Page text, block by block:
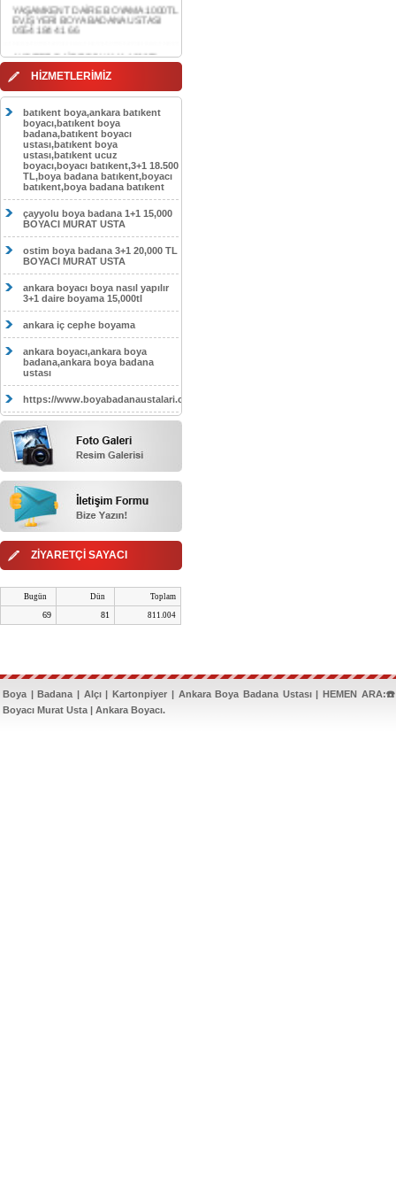
AKDERE DAİRE BOYAMA 1000TL
EV,İŞYERİ BOYA BADANA USTASI
CEBECİ DAİRE BOYAMA 1000TL
0554 184 41 66
HASKÖY DAİRE BOYAMA 1000TL
EV,İŞYERİ BOYA BADANA USTASI
0554 184 41 66
GÖLBAŞI DAİRE BOYAMA 1000TL
EV,İŞYERİ BOYA BADANA USTASI
0554 184 41 66
SOKULLU DAİRE BOYAMA 1000TL
EV,İŞYERİ BOYA BADANA USTASI
0554 184 41 66
HİZMETLERİMİZ
batıkent boya,ankara batıkent
boyacı,batıkent boya
badana,batıkent boyacı
ustası,batıkent boya
ustası,batıkent ucuz
boyacı,boyacı batıkent,3+1 18.500
TL,boya badana batıkent,boyacı
batıkent,boya badana batıkent
çayyolu boya badana 1+1 15,000
BOYACI MURAT USTA
ostim boya badana 3+1 20,000 TL
BOYACI MURAT USTA
ankara boyacı boya nasıl yapılır
3+1 daire boyama 15,000tl
ankara iç cephe boyama
ankara boyacı,ankara boya
badana,ankara boya badana
ustası
https://www.boyabadanaustalari.com/
ZİYARETÇİ SAYACI
Bugün Dün Toplam
69 81 811.004
Boya | Badana | Alçı | Kartonpiyer | Ankara Boya Badana Ustası | HEMEN
Boyacı Murat Usta | Ankara Boyacı.